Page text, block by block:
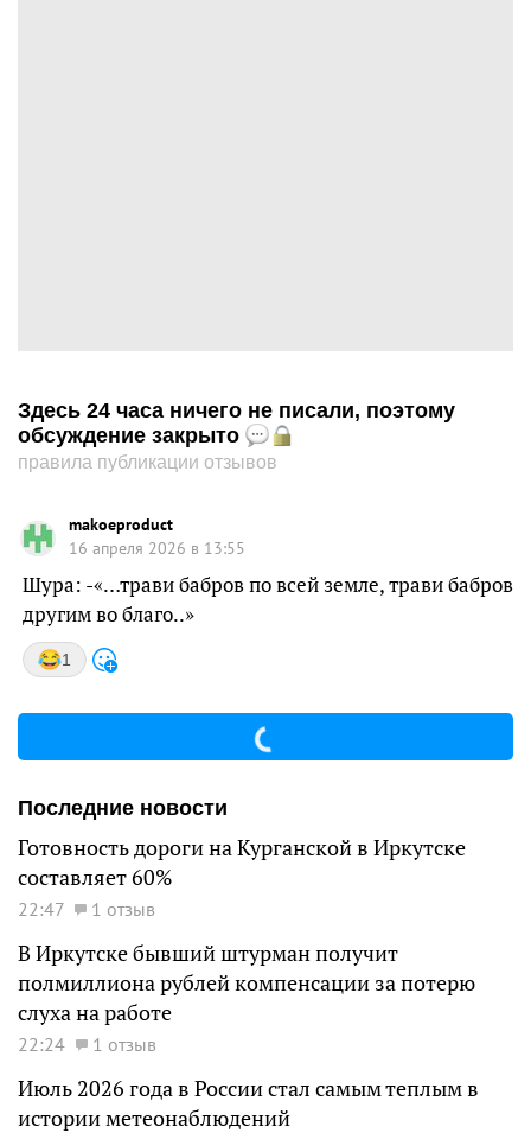
Здесь 24 часа ничего не писали, поэтому
обсуждение закрыто
правила публикации отзывов
makoeproduct
16 апреля 2026 в 13:55
Шура: -«…трави бабров по всей земле, трави бабров
другим во благо..»
1
Последние новости
Готовность дороги на Курганской в Иркутске
составляет 60%
22:47 1 отзыв
В Иркутске бывший штурман получит
полмиллиона рублей компенсации за потерю
слуха на работе
22:24 1 отзыв
Июль 2026 года в России стал самым теплым в
истории метеонаблюдений